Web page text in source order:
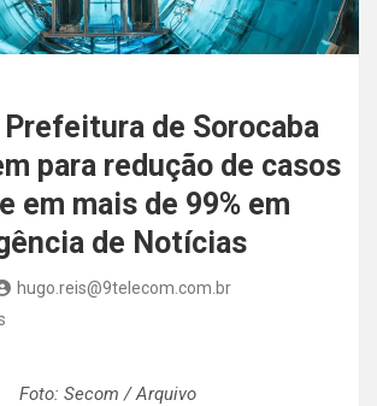
de Sorocaba
para redução de casos
em mais de 99% em
de Notícias
hugo.reis@9telecom.com.br
Foto: Secom / Arquivo